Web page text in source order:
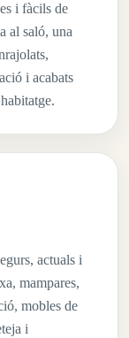
i fàcils de
al saló, una
i acabats
actuals i
mampares,
mobles de
i